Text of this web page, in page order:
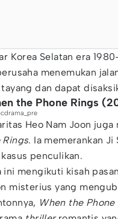
Korea Selatan era
menemukan
dan dapat
the Phone Rings
Heo Nam Joon
Rings. Ia memerankan
penculikan.
ini mengikuti kisah
misterius yang
When the Phone